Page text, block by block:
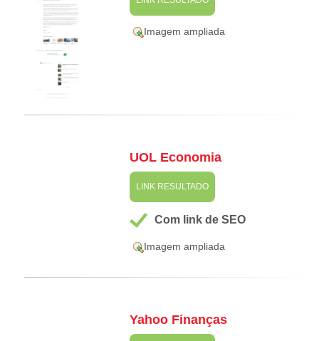
Imagem ampliada
UOL Economia
LINK RESULTADO
Com link de SEO
Imagem ampliada
Yahoo Finanças